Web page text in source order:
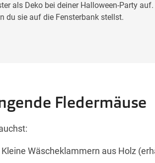
als Deko bei deiner Halloween-Party
du sie auf die Fensterbank stellst.
Fledermäuse
Kleine Wäscheklammern aus Holz